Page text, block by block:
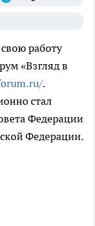
работу
«Взгляд в
.
стал
Федерации
Федерации.